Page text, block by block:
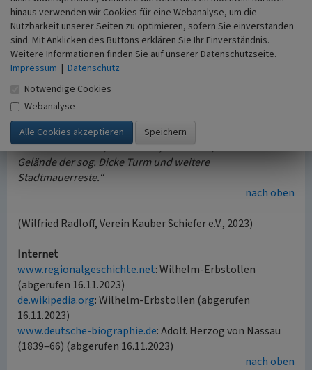
Kulturdenkmal
Das Schieferbergwerk Wilhelm-Erbstollen wird im
Nachrichtlichen Verzeichnis der Kulturdenkmäler im
Rhein-Lahn-Kreis geführt (Stand 2023). Der Eintrag
lautet:
„Adolfstraße/ Ecke Zollstraße, Schiefergrube Wilhelm-
Erbstollen, Gesamtanlage; zehnachsiges Stollen- und
Zechenhaus, Backstein, bez. 1837; Spalthalle, tlw.
Backstein bzw. Beton (nach 1916), tlw. Fachwerk;
Schiefermahlwerk, Bruchstein, nach 1916; auf dem
Gelände der sog. Dicke Turm und weitere
Stadtmauerreste.“
nach oben
(Wilfried Radloff, Verein Kauber Schiefer e.V., 2023)
Internet
www.regionalgeschichte.net: Wilhelm-Erbstollen
(abgerufen 16.11.2023)
de.wikipedia.org: Wilhelm-Erbstollen (abgerufen
16.11.2023)
www.deutsche-biographie.de: Adolf. Herzog von Nassau
(1839–66) (abgerufen 16.11.2023)
nach oben
hinaus verwenden wir Cookies für eine Webanalyse, um die
Nutzbarkeit unserer Seiten zu optimieren, sofern Sie einverstanden
sind. Mit Anklicken des Buttons erklären Sie Ihr Einverständnis.
Weitere Informationen finden Sie auf unserer Datenschutzseite.
Impressum | Datenschutz
Notwendige Cookies
Webanalyse